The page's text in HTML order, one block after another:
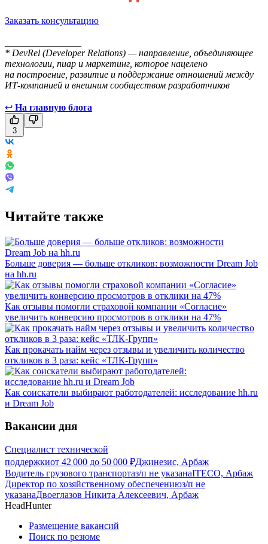
Заказать консультацию
* DevRel (Developer Relations) — направление, объединяющее
технологии, пиар и маркетинг, которое нацелено
на построение, развитие и поддержание отношений между
ИТ-компанией и внешним сообществом разработчиков
↩ На главную блога
3
Читайте также
Больше доверия — больше откликов: возможности Dream Job
на hh.ru
Как отзывы помогли страховой компании «Согласие»
увеличить конверсию просмотров в отклики на 47%
Как прокачать найм через отзывы и увеличить количество
откликов в 3 раза: кейс «ТЛК-Групп»
Как соискатели выбирают работодателей: исследование hh.ru
и Dream Job
Вакансии дня
Специалист технической
поддержкиот 42 000 до 50 000 ₽Джинезис, Арбаж
Водитель грузового транспортаз/п не указанаITECO, Арбаж
Директор по хозяйственному обеспечениюз/п не
указанаДвоеглазов Никита Алексеевич, Арбаж
HeadHunter
Размещение вакансий
Поиск по резюме